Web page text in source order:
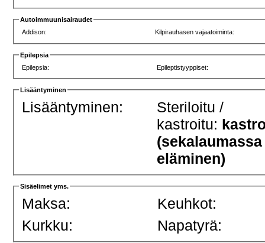
Autoimmuunisairaudet
Addison:
Kilpirauhasen vajaatoiminta:
Epilepsia
Epilepsia:
Epileptistyyppiset:
Lisääntyminen
Lisääntyminen:
Steriloitu /
kastroitu:
(sekalaumassa
eläminen)
Sisäelimet yms.
Maksa:
Keuhkot:
Kurkku:
Napatyrä: